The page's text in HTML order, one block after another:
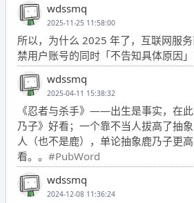
wdssmq
2025-11-25 11:58:00
所以，为什么 2025 年了，互联网服
禁用户账号的同时「不告知具体原因」
wdssmq
2025-04-11 15:38:32
《忍者与杀手》——出生是事实，在
乃子》好看；一个靠不当人拔高了抽
人（也不是鹿），单论抽象鹿乃子更
看。。 #PubWord
wdssmq
2024-12-08 11:36:24